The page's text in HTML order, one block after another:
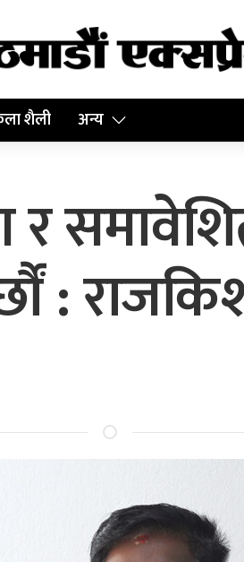
शैली अन्य
: